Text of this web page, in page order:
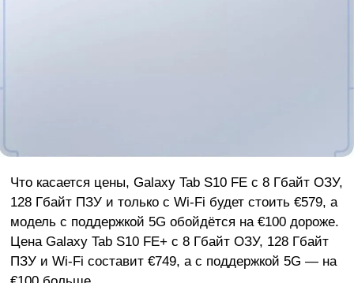
Что касается цены, Galaxy Tab S10 FE с 8 Гбайт ОЗУ,
128 Гбайт ПЗУ и только с Wi-Fi будет стоить €579, а
модель с поддержкой 5G обойдётся на €100 дороже.
Цена Galaxy Tab S10 FE+ с 8 Гбайт ОЗУ, 128 Гбайт
ПЗУ и Wi-Fi составит €749, а с поддержкой 5G — на